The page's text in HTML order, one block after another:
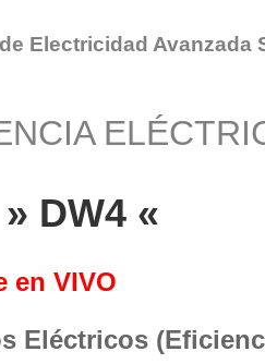
Electricidad Avanzada
DW4 «
en VIVO
Eléctricos